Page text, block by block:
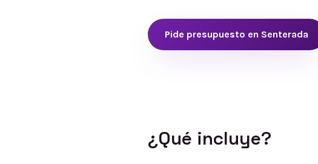
Pide presupuesto en Senterada
¿Qué incluye?